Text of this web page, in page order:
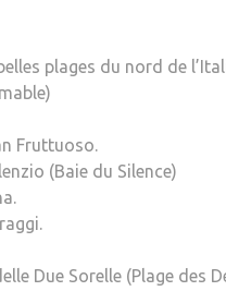
plages du nord de
Fruttuoso.
(Baie du Silence)
Due Sorelle (Plage des